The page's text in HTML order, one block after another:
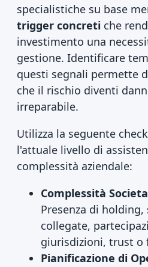
specialistiche su base
trigger concreti che
investimento una
gestione. Identificare
questi segnali permette
che il rischio diventi
irreparabile.
Utilizza la seguente
l'attuale livello di
complessità aziendale:
Complessità
Presenza di
collegate,
giurisdizioni, trust o
Pianificazione di